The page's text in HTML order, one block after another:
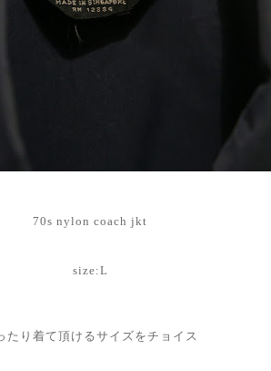
70s nylon coach jkt
size:L
たり着て頂けるサイズをチョイス